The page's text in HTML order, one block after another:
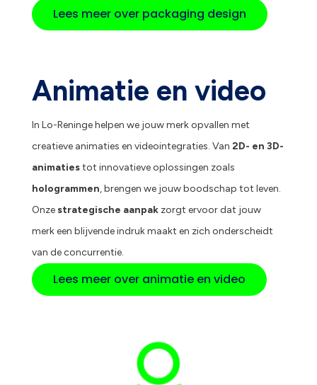
Lees meer over packaging design
Animatie en video
In Lo-Reninge helpen we jouw merk opvallen met
creatieve animaties en videointegraties. Van 2D- en 3D-
animatiestot innovatieve oplossingen zoals
hologrammen, brengen we jouw boodschap tot leven.
Onzestrategische aanpakzorgt ervoor dat jouw
merk een blijvende indruk maakt en zich onderscheidt
van de concurrentie.
Lees meer over animatie en video